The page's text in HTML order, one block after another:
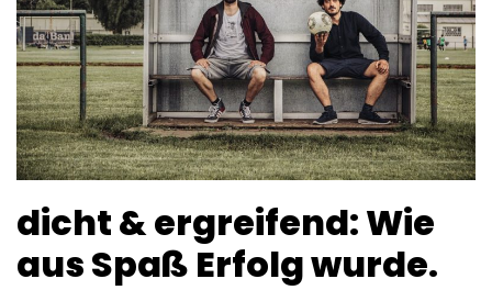
dicht & ergreifend: Wie
aus Spaß Erfolg wurde.